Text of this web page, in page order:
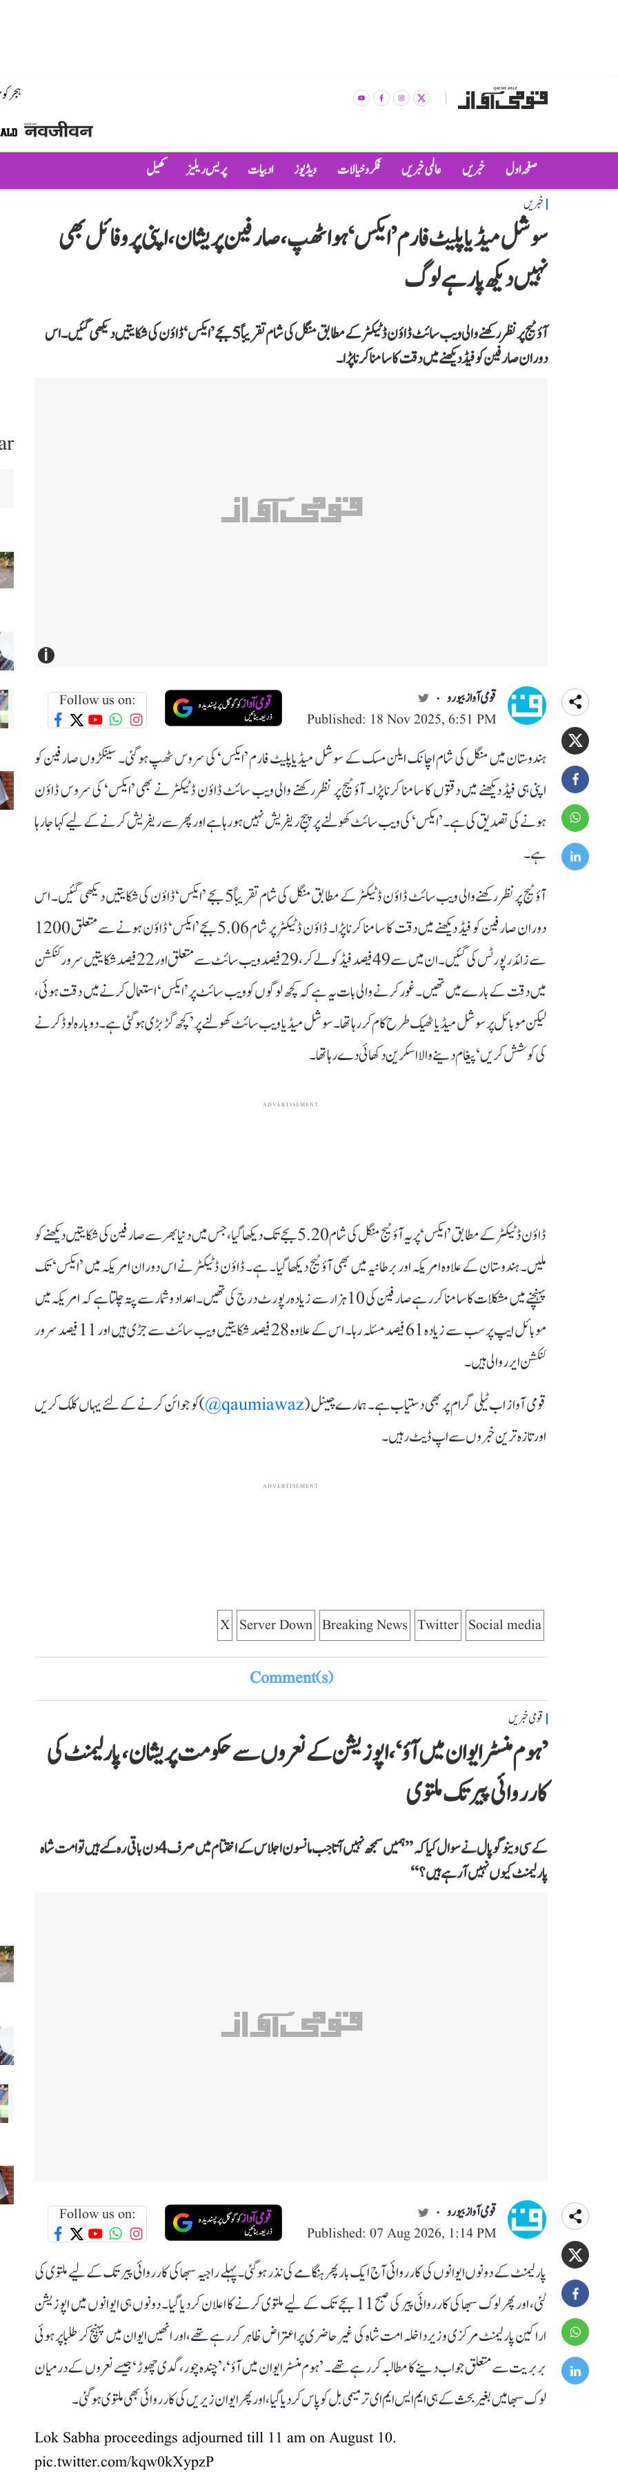
ہجر
صفحہ اول خبریں عالمی خبریں فکر و خیالات ویڈیوز ادبیات پریس ریلیز کھیل
خبریں
سوشل میڈیا پلیٹ فارم ’ایکس‘ ہوا ٹھپ، صارفین پریشان، اپنی پروفائل بھی
نہیں دیکھ پا رہے لوگ
آؤٹیج پر نظر رکھنے والی ویب سائٹ ڈاؤن ڈٹیکٹر کے مطابق منگل کی شام تقریباً 5 بجے ’ایکس‘ ڈاؤن کی شکایتیں دیکھی گئیں۔ اس
دوران صارفین کو فیڈ دیکھنے میں دقت کا سامنا کرنا پڑا۔
i
قومی آواز بیورو
Published: 18 Nov 2025, 6:51 PM
Follow us on:
ہندوستان میں منگل کی شام اچانک ایلن مسک کے سوشل میڈیا پلیٹ فارم ’ایکس‘ کی سروس ٹھپ ہو گئی۔ سینکڑوں صارفین کو
اپنی ہی فیڈ دیکھنے میں دقتوں کا سامنا کرنا پڑا۔ آؤٹیج پر نظر رکھنے والی ویب سائٹ ڈاؤن ڈٹیکٹر نے بھی ’ایکس‘ کی سروس ڈاؤن
ہونے کی تصدیق کی ہے۔ ’ایکس‘ کی ویب سائٹ کھولنے پر پیج ریفریش نہیں ہو رہا ہے اور پھر سے ریفریش کرنے کے لیے کہا جا رہا
ہے۔
آؤٹیج پر نظر رکھنے والی ویب سائٹ ڈاؤن ڈٹیکٹر کے مطابق منگل کی شام تقریباً 5 بجے ’ایکس‘ ڈاؤن کی شکایتیں دیکھی گئیں۔ اس
دوران صارفین کو فیڈ دیکھنے میں دقت کا سامنا کرنا پڑا۔ ڈاؤن ڈٹیکٹر پر شام 5.06 بجے ’ایکس‘ ڈاؤن ہونے سے متعلق 1200
سے زائد رپورٹس کی گئیں۔ ان میں سے 49 فیصد فیڈ کو لے کر، 29 فیصد ویب سائٹ سے متعلق اور 22 فیصد شکایتیں سرور کنکشن
میں دقت کے بارے میں تھیں۔ غور کرنے والی بات یہ ہے کہ کچھ لوگوں کو ویب سائٹ پر ’ایکس‘ استعمال کرنے میں دقت ہوئی،
لیکن موبائل پر سوشل میڈیا ٹھیک طرح کام کر رہا تھا۔ سوشل میڈیا ویب سائٹ کھولنے پر ’کچھ گڑبڑی ہو گئی ہے۔ دوبارہ لوڈ کرنے
کی کوشش کریں‘ پیغام دینے والا اسکرین دکھائی دے رہا تھا۔
ADVERTISEMENT
ڈاؤن ڈٹیکٹر کے مطابق ’ایکس‘ پر یہ آؤٹیج منگل کی شام 5.20 بجے تک دیکھا گیا، جس میں دنیا بھر سے صارفین کی شکایتیں دیکھنے کو
ملیں۔ ہندوستان کے علاوہ امریکہ اور برطانیہ میں بھی آؤٹیج دیکھا گیا۔ ہے۔ ڈاؤن ڈٹیکٹر نے اس دوران امریکہ میں ’ایکس‘ تک
پہنچنے میں مشکلات کا سامنا کر رہے صارفین کی 10 ہزار سے زیادہ رپورٹ درج کی تھیں۔ اعداد و شمار سے پتہ چلتا ہے کہ امریکہ میں
موبائل ایپ پر سب سے زیادہ 61 فیصد مسئلہ رہا۔ اس کے علاوہ 28 فیصد شکایتیں ویب سائٹ سے جڑی ہیں اور 11 فیصد سرور
کنکشن ایرر والی ہیں۔
قومی آواز اب ٹیلی گرام پر بھی دستیاب ہے۔ ہمارے چینل (qaumiawaz@
) کو جوائن کرنے کے لئے یہاں کلک کریں
اور تازہ ترین خبروں سے اپ ڈیٹ رہیں۔
ADVERTISEMENT
Social media
Twitter
Breaking News
Server Down
X
Comment(s)
قومی خبریں
’ہوم منسٹر ایوان میں آؤ‘، اپوزیشن کے نعروں سے حکومت پریشان، پارلیمنٹ کی
کارروائی پیر تک ملتوی
کے سی وینوگوپال نے سوال کیا کہ ’’ہمیں سمجھ نہیں آتا جب مانسون اجلاس کے اختتام میں صرف 4 دن باقی رہ گئے ہیں تو امت شاہ
پارلیمنٹ کیوں نہیں آ رہے ہیں؟‘‘
قومی آواز بیورو
Published: 07 Aug 2026, 1:14 PM
Follow us on:
پارلیمنٹ کے دونوں ایوانوں کی کارروائی آج ایک بار پھر ہنگامے کی نذر ہو گئی۔ پہلے راجیہ سبھا کی کارروائی پیر تک کے لیے ملتوی کی
گئی، اور پھر لوک سبھا کی کارروائی پیر کی صبح 11 بجے تک کے لیے ملتوی کرنے کا اعلان کر دیا گیا۔ دونوں ہی ایوانوں میں اپوزیشن
اراکین پارلیمنٹ مرکزی وزیر داخلہ امت شاہ کی غیر حاضری پر اعتراض ظاہر کر رہے تھے، اور انھیں ایوان میں پہنچ کر طلبا پر ہوئی
بربریت سے متعلق جواب دینے کا مطالبہ کر رہے تھے۔ ’ہوم منسٹر ایوان میں آؤ‘، ’چندہ چور، گدی چھوڑ‘ جیسے نعروں کے درمیان
لوک سبھا میں بغیر بحث کے ہی ایم ایس ایم ای ترمیمی بل کو پاس کر دیا گیا، اور پھر ایوان زیریں کی کارروائی بھی ملتوی ہو گئی۔
Lok Sabha proceedings adjourned till 11 am on August 10.
pic.twitter.com/kqw0kXypzP